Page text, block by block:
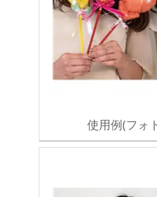
使用例(フォ